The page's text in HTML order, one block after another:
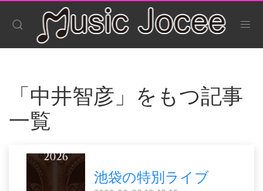
「中井智彦」をもつ記事
一覧
池袋の特別ライブ